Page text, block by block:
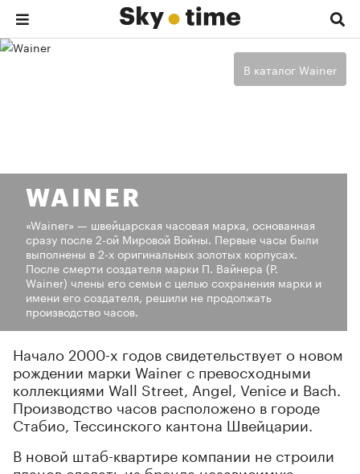
В каталог Wainer
WAINER
«Wainer» — швейцарская часовая марка, основанная
сразу после 2-ой Мировой Войны. Первые часы были
выполнены в 2-х оригинальных золотых корпусах.
После смерти создателя марки П. Вайнера (P.
Wainer) члены его семьи с целью сохранения марки и
имени его создателя, решили не продолжать
производство часов.
Начало 2000-х годов свидетельствует о новом
рождении марки Wainer с превосходными
коллекциями Wall Street, Angel, Venice и Bach.
Производство часов расположено в городе
Стабио, Тессинского кантона Швейцарии.
В новой штаб-квартире компании не строили